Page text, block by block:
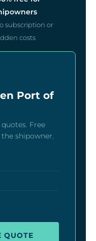
subscription or
costs
Port of
Free
shipowner.
QUOTE